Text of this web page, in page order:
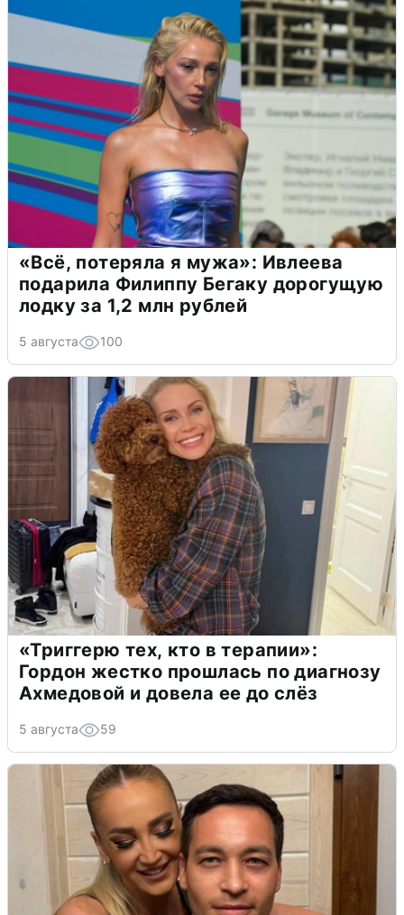
«Всё, потеряла я мужа»: Ивлеева
подарила Филиппу Бегаку дорогущую
лодку за 1,2 млн рублей
5 августа 100
«Триггерю тех, кто в терапии»:
Гордон жестко прошлась по диагнозу
Ахмедовой и довела ее до слёз
5 августа 59